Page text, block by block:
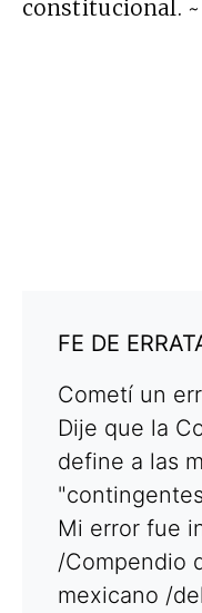
constitucional. ~
FE DE
Cometí un
Dije que la
define a las
Mi error fue
/Compendio
mexicano /